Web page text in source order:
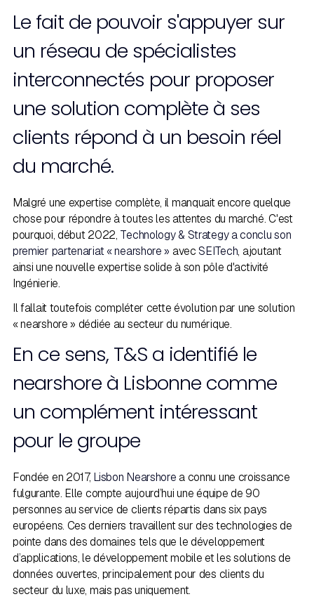
Le fait de pouvoir s'appuyer sur
un réseau de spécialistes
interconnectés pour proposer
une solution complète à ses
clients répond à un besoin réel
du marché.
Malgré une expertise complète, il manquait encore quelque
chose pour répondre à toutes les attentes du marché. C'est
pourquoi, début 2022, Technology & Strategy a conclu son
premier partenariat « nearshore » avec SEITech, ajoutant
ainsi une nouvelle expertise solide à son pôle d'activité
Ingénierie.
Il fallait toutefois compléter cette évolution par une solution
« nearshore » dédiée au secteur du numérique.
En ce sens, T&S a identifié le
nearshore à Lisbonne comme
un complément intéressant
pour le groupe
Fondée en 2017, Lisbon Nearshore a connu une croissance
fulgurante. Elle compte aujourd’hui une équipe de 90
personnes au service de clients répartis dans six pays
européens. Ces derniers travaillent sur des technologies de
pointe dans des domaines tels que le développement
d’applications, le développement mobile et les solutions de
données ouvertes, principalement pour des clients du
secteur du luxe, mais pas uniquement.